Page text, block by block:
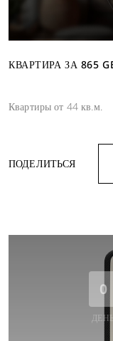
КВАРТИРА ЗА 865
Квартиры от 44 кв.м.
ПОДЕЛИТЬСЯ
0
ДЕНЬ